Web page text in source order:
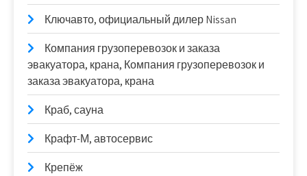
Ключавто, официальный дилер Nissan
Компания грузоперевозок и заказа
эвакуатора, крана, Компания грузоперевозок и
заказа эвакуатора, крана
Краб, сауна
Крафт-М, автосервис
Крепёж